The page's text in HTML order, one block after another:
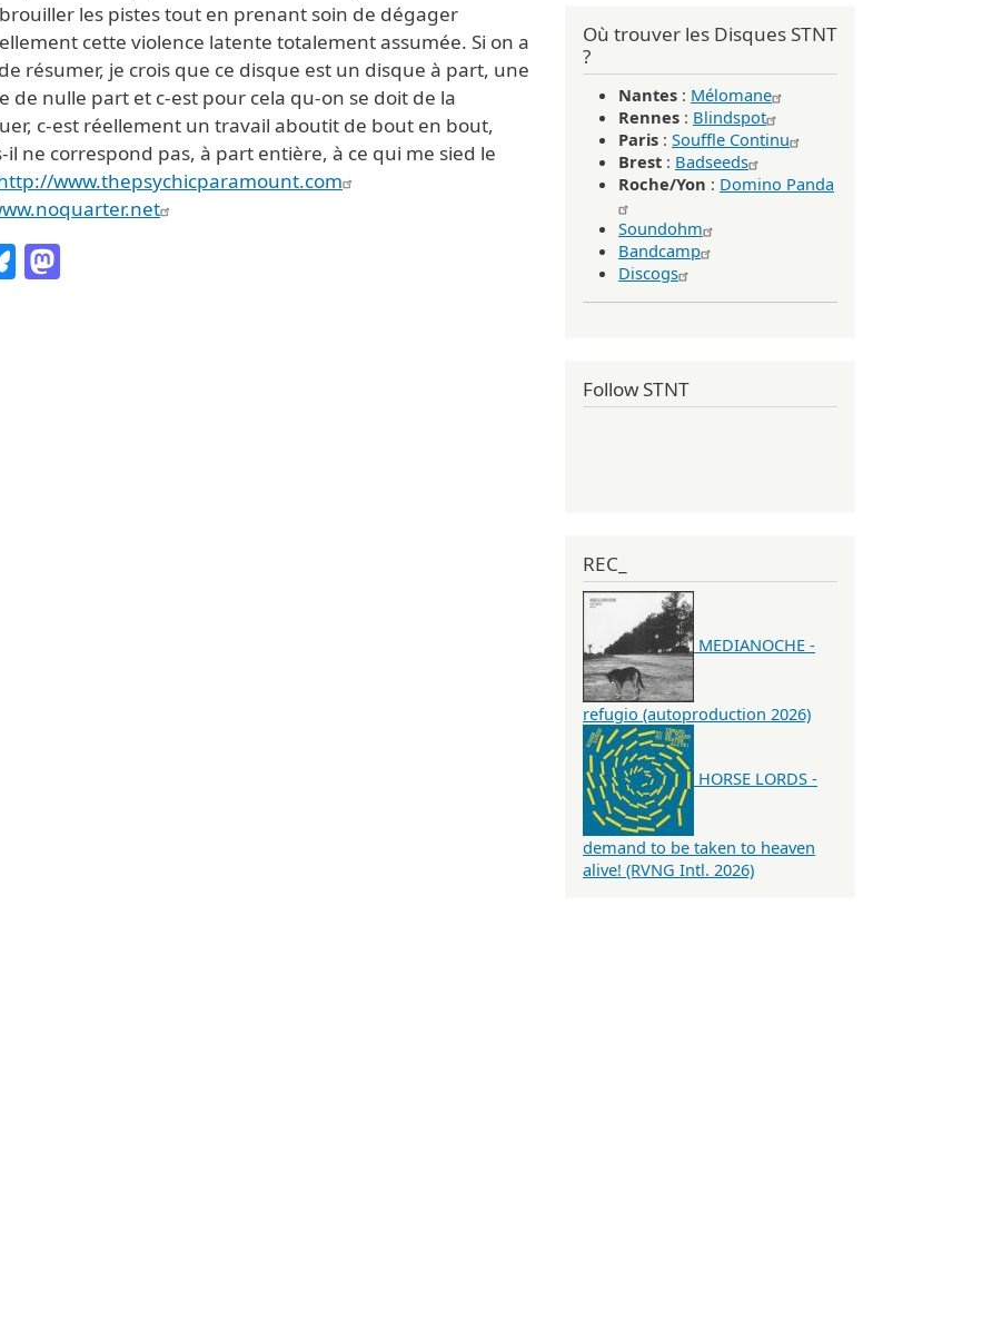
les pistes tout en prenant soin de dégager
cette violence latente totalement assumée. Si on a
résumer, je crois que ce disque est un disque à part, une
de nulle part et c-est pour cela qu-on se doit de la
c-est réellement un travail aboutit de bout en bout,
il ne correspond pas, à part entière, à ce qui me sied le
www.thepsychicparamount.com
Bluesky
Où trouver les Disques STNT
?
Nantes : Mélomane
Rennes : Blindspot
Paris : Souffle Continu
Brest : Badseeds
Roche/Yon : Domino Panda
Soundohm
Bandcamp
Discogs
Follow STNT
REC_
MEDIANOCHE -
refugio (autoproduction 2026)
HORSE LORDS -
demand to be taken to heaven
alive! (RVNG Intl. 2026)